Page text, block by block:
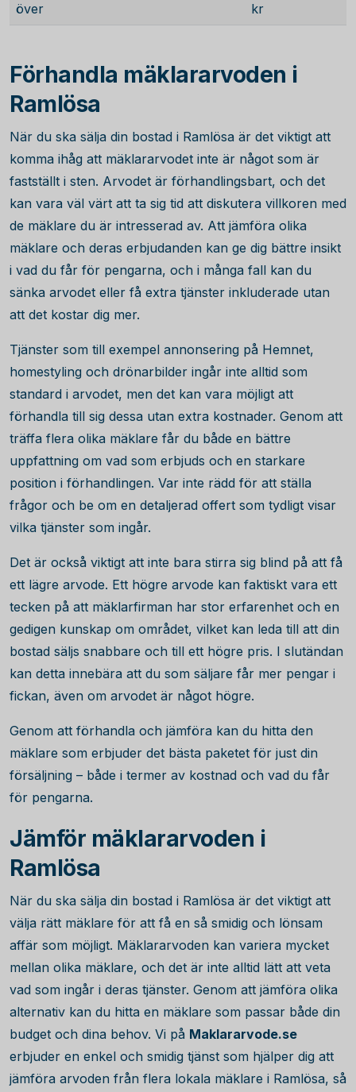
över
kr
Förhandla mäklararvoden i
Ramlösa
När du ska sälja din bostad i Ramlösa är det viktigt att
komma ihåg att mäklararvodet inte är något som är
fastställt i sten. Arvodet är förhandlingsbart, och det
kan vara väl värt att ta sig tid att diskutera villkoren med
de mäklare du är intresserad av. Att jämföra olika
mäklare och deras erbjudanden kan ge dig bättre insikt
i vad du får för pengarna, och i många fall kan du
sänka arvodet eller få extra tjänster inkluderade utan
att det kostar dig mer.
Tjänster som till exempel annonsering på Hemnet,
homestyling och drönarbilder ingår inte alltid som
standard i arvodet, men det kan vara möjligt att
förhandla till sig dessa utan extra kostnader. Genom att
träffa flera olika mäklare får du både en bättre
uppfattning om vad som erbjuds och en starkare
position i förhandlingen. Var inte rädd för att ställa
frågor och be om en detaljerad offert som tydligt visar
vilka tjänster som ingår.
Det är också viktigt att inte bara stirra sig blind på att få
ett lägre arvode. Ett högre arvode kan faktiskt vara ett
tecken på att mäklarfirman har stor erfarenhet och en
gedigen kunskap om området, vilket kan leda till att din
bostad säljs snabbare och till ett högre pris. I slutändan
kan detta innebära att du som säljare får mer pengar i
fickan, även om arvodet är något högre.
Genom att förhandla och jämföra kan du hitta den
mäklare som erbjuder det bästa paketet för just din
försäljning – både i termer av kostnad och vad du får
för pengarna.
Jämför mäklararvoden i
Ramlösa
När du ska sälja din bostad i Ramlösa är det viktigt att
välja rätt mäklare för att få en så smidig och lönsam
affär som möjligt. Mäklararvoden kan variera mycket
mellan olika mäklare, och det är inte alltid lätt att veta
vad som ingår i deras tjänster. Genom att jämföra olika
alternativ kan du hitta en mäklare som passar både din
budget och dina behov. Vi på Maklararvode.se
erbjuder en enkel och smidig tjänst som hjälper dig att
jämföra arvoden från flera lokala mäklare i Ramlösa, så